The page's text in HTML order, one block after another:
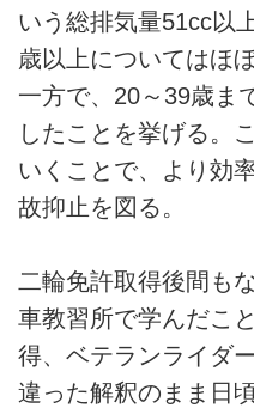
いう総排気量51cc以
歳以上についてはほ
一方で、20～39歳ま
したことを挙げる。
いくことで、より効
故抑止を図る。
二輪免許取得後間も
車教習所で学んだこ
得、ベテランライダ
違った解釈のまま日